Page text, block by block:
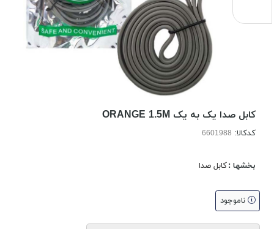
کابل صدا یک به یک ORANGE 1.5M
کدکالا:
بخشها :کابل صدا
ناموجود